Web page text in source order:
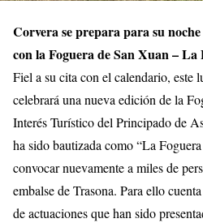
Corvera se prepara para su
con la Foguera de San Xuan – La
Fiel a su cita con el calendario, este
celebrará una nueva edición de la
Interés Turístico del Principado de
ha sido bautizada como “La
convocar nuevamente a miles de
embalse de Trasona. Para ello
de actuaciones que han sido